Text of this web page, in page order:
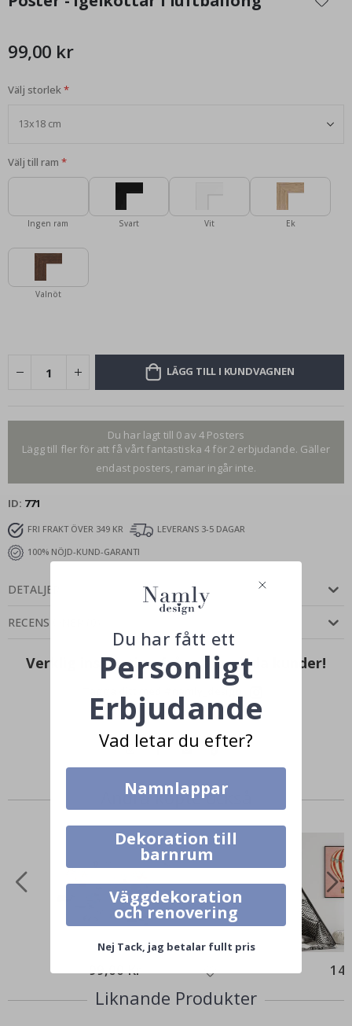
början
99,00 kr
Välj storlek
Välj till ram
Ingen ram Svart Vit Ek
Valnöt
LÄGG TILL I KUNDVAGNEN
Du har lagt till 0 av 4 Posters
Lägg till fler för att få vårt fantastiska 4 för 2 erbjudande. Gäller
endast posters, ramar ingår inte.
ID 771
FRI FRAKT ÖVER 349 KR
LEVERANS 3-5 DAGAR
100% NÖJD-KUND-GARANTI
DETALJER
RECENSIONER
Verklig inspiration från våra glada kunder!
Andra köpte också
99,00 Kr
Liknande Produkter
Du har fått ett
Personligt
Erbjudande
Vad letar du efter?
Namnlappar
Dekoration till
barnrum
Väggdekoration
och renovering
Nej Tack, jag betalar fullt pris